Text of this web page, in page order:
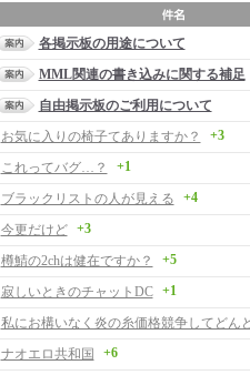
各掲示板の用途について
MML関連の書き込みに関する補足
自由掲示板のご利用について
お気に入りの椅子てありますか？
+3
これってバグ…？ +1
ブラックリストの人が見える +4
今更だけど +3
樽鯖の2chは健在ですか？ +5
寂しいときのチャットDC +1
ナオエロ共和国 +6